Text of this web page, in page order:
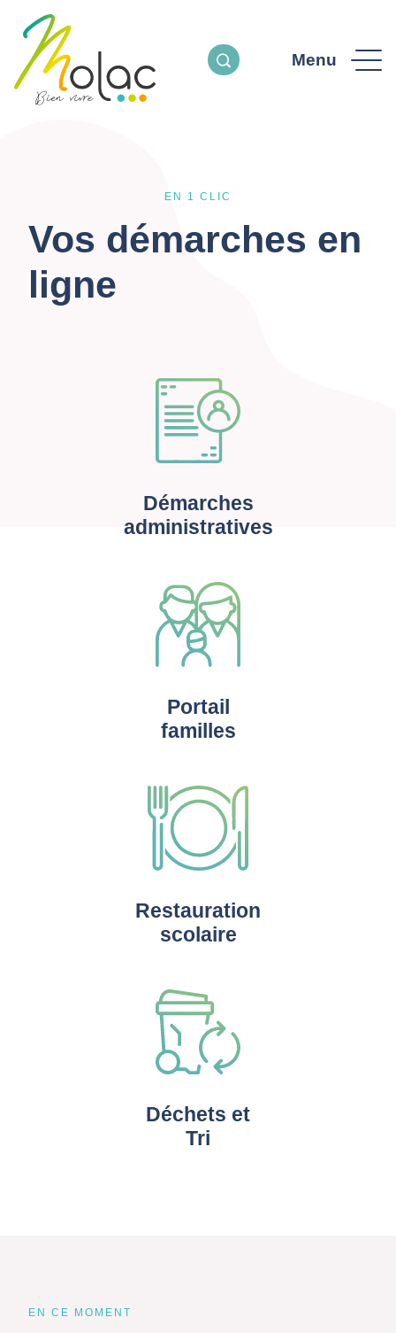
Menu
EN 1 CLIC
Vos démarches en
ligne
Démarches
administratives
Portail
familles
Restauration
scolaire
Déchets et
Tri
EN CE MOMENT